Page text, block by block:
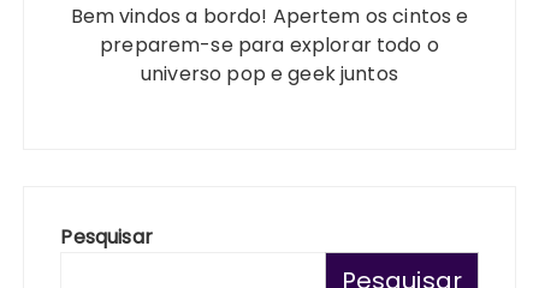
Bem vindos a bordo! Apertem os cintos e
preparem-se para explorar todo o
universo pop e geek juntos
Pesquisar
Pesquisar